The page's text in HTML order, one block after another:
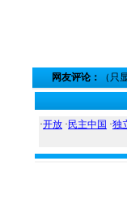
网友评论： （只
·开放 · 民主中国 ·独